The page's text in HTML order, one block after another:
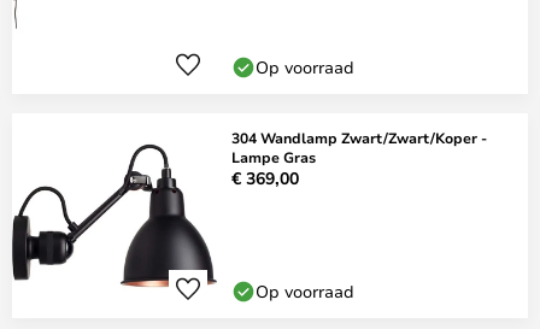
Op voorraad
304 Wandlamp Zwart/Zwart/Koper -
Lampe Gras
€ 369,00
Op voorraad